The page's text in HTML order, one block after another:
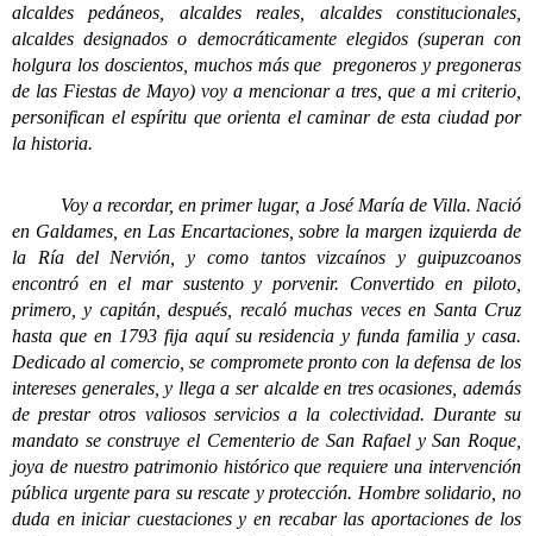
alcaldes pedáneos, alcaldes reales, alcaldes constitucionales,
alcaldes designados o democráticamente elegidos (superan con
holgura los doscientos, muchos más que pregoneros y pregoneras
de las Fiestas de Mayo) voy a mencionar a tres, que a mi criterio,
personifican el espíritu que orienta el caminar de esta ciudad por
la historia.
Voy a recordar, en primer lugar, a José María de Villa. Nació
en Galdames, en Las Encartaciones, sobre la margen izquierda de
la Ría del Nervión, y como tantos vizcaínos y guipuzcoanos
encontró en el mar sustento y porvenir. Convertido en piloto,
primero, y capitán, después, recaló muchas veces en Santa Cruz
hasta que en 1793 fija aquí su residencia y funda familia y casa.
Dedicado al comercio, se compromete pronto con la defensa de los
intereses generales, y llega a ser alcalde en tres ocasiones, además
de prestar otros valiosos servicios a la colectividad. Durante su
mandato se construye el Cementerio de San Rafael y San Roque,
joya de nuestro patrimonio histórico que requiere una intervención
pública urgente para su rescate y protección. Hombre solidario, no
duda en iniciar cuestaciones y en recabar las aportaciones de los